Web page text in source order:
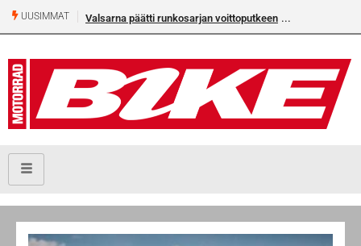
UUSIMMAT Valsarna päätti runkosarjan voittoputkeen